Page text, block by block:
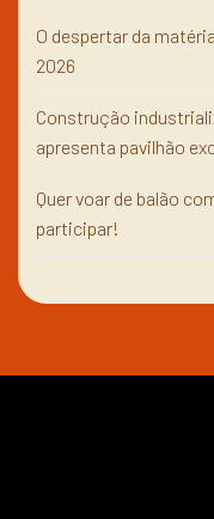
O despertar da
2026
Construção
apresenta pavilhão
Quer voar de balão
participar!